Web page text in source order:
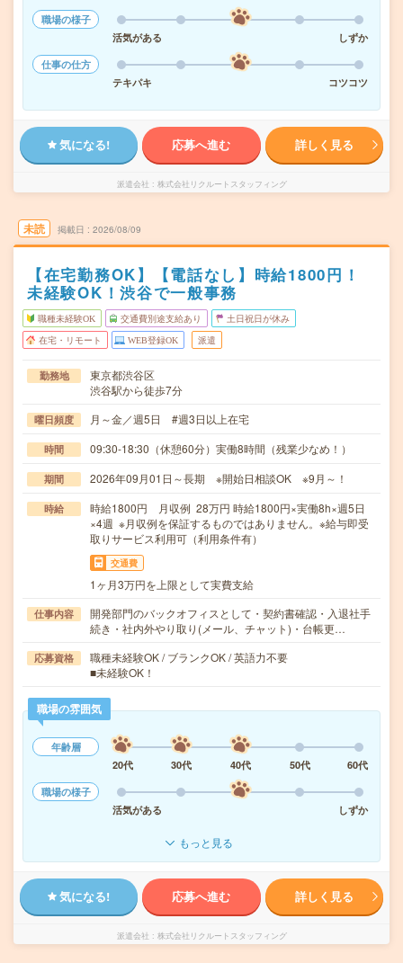
職場の様子
活気がある
しずか
仕事の仕方
テキパキ
コツコツ
気になる! 応募へ進む 詳しく見る
派遣会社 株式会社リクルートスタッフィング
未読 掲載日 2026/08/09
【在宅勤務OK】【電話なし】時給1800円！
未経験OK！渋谷で一般事務
職種未経験OK 交通費別途支給あり 土日祝日が休み
在宅・リモート WEB登録OK 派遣
勤務地
東京都渋谷区
渋谷駅から徒歩7分
曜日頻度 月～金／週5日 #週3日以上在宅
時間 09:30-18:30（休憩60分）実働8時間（残業少なめ！）
期間 2026年09月01日～長期 ※開始日相談OK ※9月～！
時給
時給1800円 月収例 28万円 時給1800円×実働8h×週5日
×4週 ※月収例を保証するものではありません。※給与即受
取りサービス利用可（利用条件有）
交通費
1ヶ月3万円を上限として実費支給
仕事内容
開発部門のバックオフィスとして・契約書確認・入退社手
続き・社内外やり取り(メール、チャット)・台帳更…
応募資格
職種未経験OK / ブランクOK / 英語力不要
■未経験OK！
職場の雰囲気
年齢層
20代
30代 40代 50代
60代
職場の様子
活気がある
しずか
もっと見る
気になる! 応募へ進む 詳しく見る
派遣会社 株式会社リクルートスタッフィング